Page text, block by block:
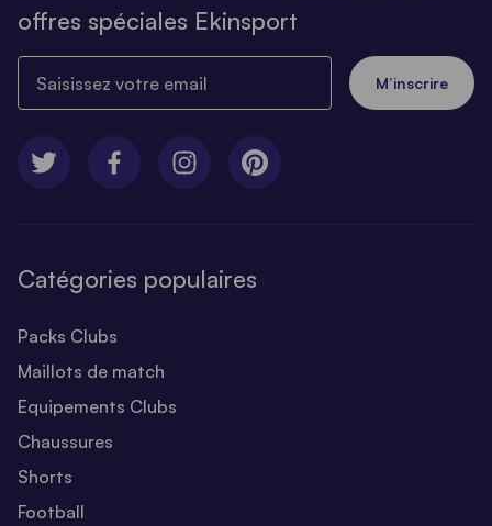
offres spéciales Ekinsport
M’inscrire
Catégories populaires
Packs Clubs
Maillots de match
Equipements Clubs
Chaussures
Shorts
Football